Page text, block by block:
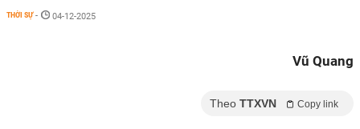
THỜI SỰ - 04-12-2025
Vũ Quang
Theo TTXVN Copy link